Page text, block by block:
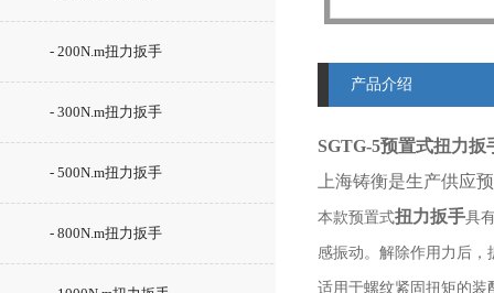
- 200N.m扭力扳手
- 300N.m扭力扳手
- 500N.m扭力扳手
- 800N.m扭力扳手
产品介绍
SGTG-5预置式扭力扳
上海铸衡是生产供应
本款预置式扭力扳手具
感振动。解除作用力后
适用于螺纹紧固扭矩的装